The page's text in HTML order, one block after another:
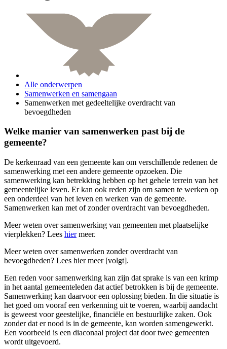
Alle onderwerpen
Samenwerken en samengaan
Samenwerken met gedeeltelijke overdracht van
bevoegdheden
Welke manier van samenwerken past bij de
gemeente?
De kerkenraad van een gemeente kan om verschillende redenen de
samenwerking met een andere gemeente opzoeken. Die
samenwerking kan betrekking hebben op het gehele terrein van het
gemeentelijke leven. Er kan ook reden zijn om samen te werken op
een onderdeel van het leven en werken van de gemeente.
Samenwerken kan met of zonder overdracht van bevoegdheden.
Meer weten over samenwerking van gemeenten met plaatselijke
vierplekken? Lees hiermeer.
Meer weten over samenwerken zonder overdracht van
bevoegdheden? Lees hier meer [volgt].
Een reden voor samenwerking kan zijn dat sprake is van een krimp
in het aantal gemeenteleden dat actief betrokken is bij de gemeente.
Samenwerking kan daarvoor een oplossing bieden. In die situatie is
het goed om vooraf een verkenning uit te voeren, waarbij aandacht
is geweest voor geestelijke, financiële en bestuurlijke zaken. Ook
zonder dat er nood is in de gemeente, kan worden samengewerkt.
Een voorbeeld is een diaconaal project dat door twee gemeenten
wordt uitgevoerd.